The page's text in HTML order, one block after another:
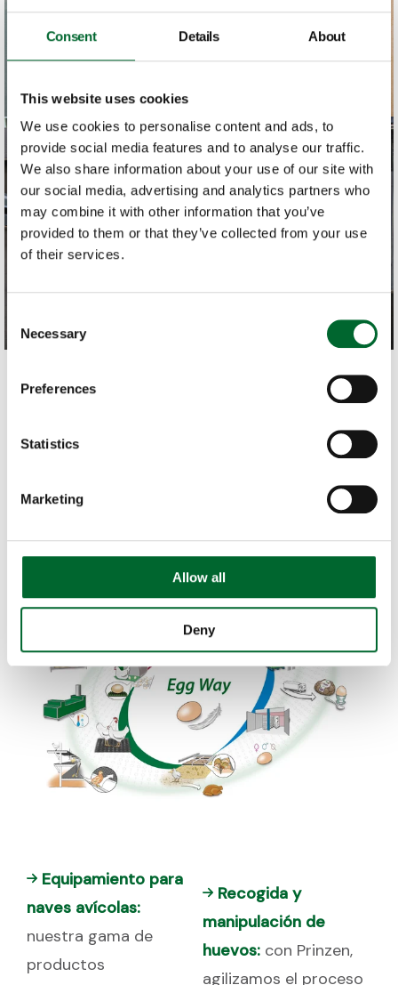
Consent Details About
This website uses cookies
We use cookies to personalise content and ads, to
provide social media features and to analyse our traffic.
We also share information about your use of our site with
our social media, advertising and analytics partners who
may combine it with other information that you’ve
provided to them or that they’ve collected from your use
of their services.
Selection
Necessary
Preferences
Statistics
Marketing
Allow all
Deny
Desde el primer momento en que se pone un huevo
hasta que llega a su destino final, recorre un largo y
duro camino. Entendemos cada paso del este viaje y
lo largo de todo el recorrido del huevo.
Equipamiento para
naves avícolas:
nuestra gama de
productos
Recogida y
manipulación de
huevos: con Prinzen,
agilizamos el proceso